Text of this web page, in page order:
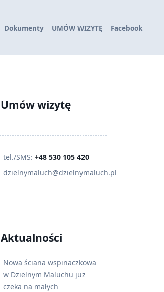
Dokumenty UMÓW WIZYTĘ Facebook
Umów wizytę
tel./SMS:+48 530 105 420
dzielnymaluch@dzielnymaluch.pl
Aktualności
Nowa ściana wspinaczkowa
w Dzielnym Maluchu już
czeka na małych